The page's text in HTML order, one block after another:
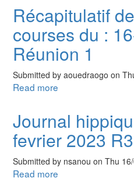
des
arrivées
des
courses
du
:
16-
-
Réunion
3
Récapitulatif
courses du :
Réunion 1
Submitted by aouedraogo on
Read more
des
arrivées
des
courses
du
Journal
fevrier 2023 R3
Submitted by nsanou on Thu
Read more